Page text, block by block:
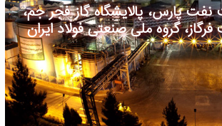
پارس، پالایشگاه گاز فجر جم،
گروه ملی صنعتی فولاد ایران